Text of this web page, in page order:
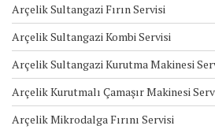
Arçelik Sultangazi Fırın Servisi
Arçelik Sultangazi Kombi Servisi
Arçelik Sultangazi Kurutma Makinesi
Arçelik Kurutmalı Çamaşır Makinesi
Arçelik Mikrodalga Fırını Servisi